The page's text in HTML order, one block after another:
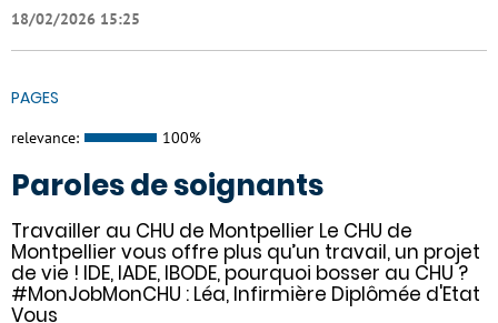
18/02/2026 15:25
PAGES
relevance: 100%
Paroles de soignants
Travailler au CHU de Montpellier Le CHU de
Montpellier vous offre plus qu’un travail, un projet
de vie ! IDE, IADE, IBODE, pourquoi bosser au CHU ?
#MonJobMonCHU : Léa, Infirmière Diplômée d'Etat
Vous